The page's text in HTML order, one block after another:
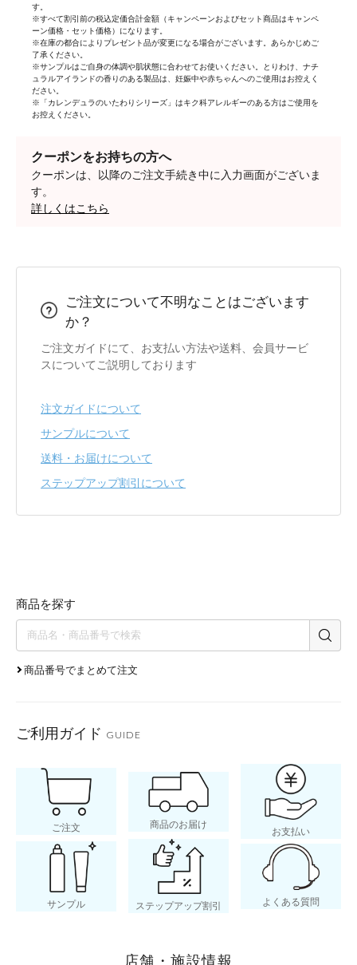
す。
※すべて割引前の税込定価合計金額（キャンペーンおよびセット商品はキャンペ
ーン価格・セット価格）になります。
※在庫の都合によりプレゼント品が変更になる場合がございます。あらかじめご
了承ください。
※サンプルはご自身の体調や肌状態に合わせてお使いください。とりわけ、ナチ
ュラルアイランドの香りのある製品は、妊娠中や赤ちゃんへのご使用はお控えく
ださい。
※「カレンデュラのいたわりシリーズ」はキク科アレルギーのある方はご使用を
お控えください。
クーポンをお持ちの方へ
クーポンは、以降のご注文手続き中に入力画面がございま
す。
詳しくはこちら
ご注文について不明なことはございます
か？
ご注文ガイドにて、お支払い方法や送料、会員サービ
スについてご説明しております
注文ガイドについて
サンプルについて
送料・お届けについて
ステップアップ割引について
商品を探す
商品番号でまとめて注文
ご利用ガイド GUIDE
ご注文 商品のお届け
お支払い
サンプル ステップアップ割引 よくある質問
店舗・施設情報